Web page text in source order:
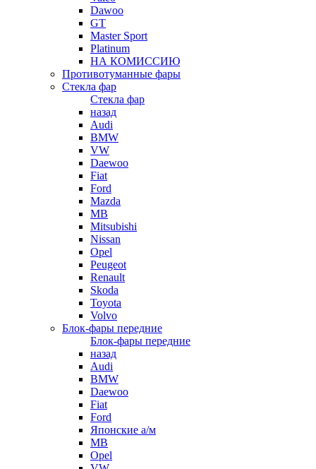
Dawoo
GT
Master Sport
Platinum
НА КОМИССИЮ
Противотуманные фары
Стекла фар
Стекла фар
назад
Audi
BMW
VW
Daewoo
Fiat
Ford
Mazda
MB
Mitsubishi
Nissan
Opel
Peugeot
Renault
Skoda
Toyota
Volvo
Блок-фары передние
Блок-фары передние
назад
Audi
BMW
Daewoo
Fiat
Ford
Японские а/м
MB
Opel